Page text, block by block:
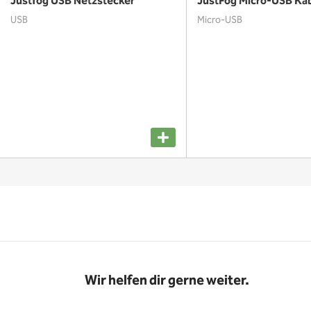
USB Micro-USB
Wir helfen dir gerne weiter.